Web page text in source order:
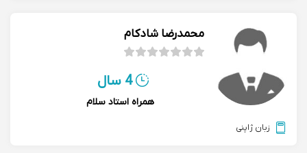
محمدرضا شادکام
4 سال
همراه استاد سلام
زبان ژاپنی